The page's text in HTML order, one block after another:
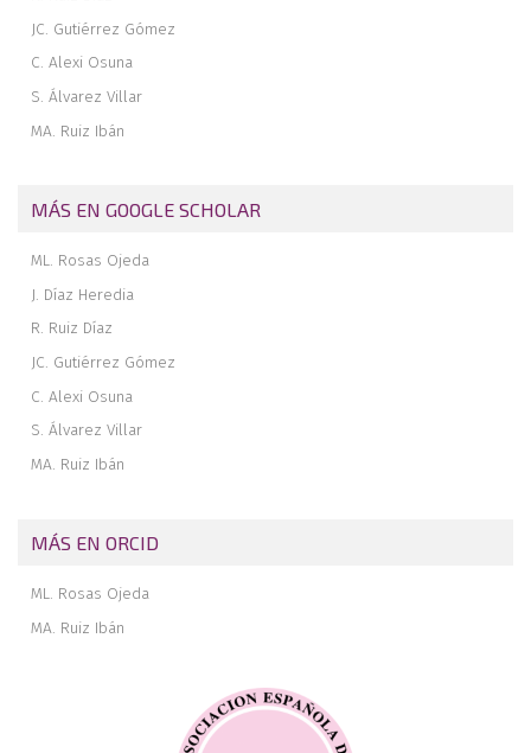
JC. Gutiérrez Gómez
C. Alexi Osuna
S. Álvarez Villar
MA. Ruiz Ibán
MÁS EN GOOGLE SCHOLAR
ML. Rosas Ojeda
J. Díaz Heredia
R. Ruiz Díaz
JC. Gutiérrez Gómez
C. Alexi Osuna
S. Álvarez Villar
MA. Ruiz Ibán
MÁS EN ORCID
ML. Rosas Ojeda
MA. Ruiz Ibán